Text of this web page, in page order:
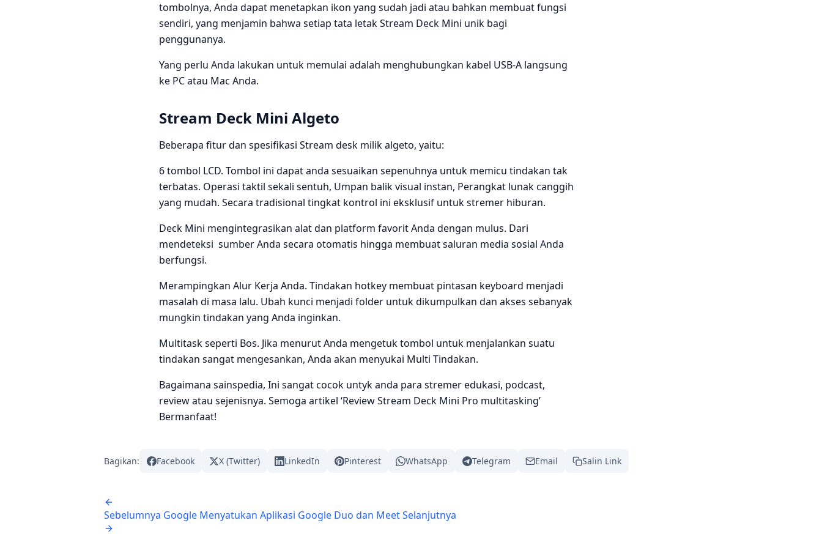
tombolnya, Anda dapat menetapkan ikon yang sudah jadi atau bahkan membuat fungsi
sendiri, yang menjamin bahwa setiap tata letak Stream Deck Mini unik bagi
penggunanya.
Yang perlu Anda lakukan untuk memulai adalah menghubungkan kabel USB-A langsung
ke PC atau Mac Anda.
Stream Deck Mini Algeto
Beberapa fitur dan spesifikasi Stream desk milik algeto, yaitu:
6 tombol LCD. Tombol ini dapat anda sesuaikan sepenuhnya untuk memicu tindakan tak
terbatas. Operasi taktil sekali sentuh, Umpan balik visual instan, Perangkat lunak canggih
yang mudah. Secara tradisional tingkat kontrol ini eksklusif untuk stremer hiburan.
Deck Mini mengintegrasikan alat dan platform favorit Anda dengan mulus. Dari
mendeteksi sumber Anda secara otomatis hingga membuat saluran media sosial Anda
berfungsi.
Merampingkan Alur Kerja Anda. Tindakan hotkey membuat pintasan keyboard menjadi
masalah di masa lalu. Ubah kunci menjadi folder untuk dikumpulkan dan akses sebanyak
mungkin tindakan yang Anda inginkan.
Multitask seperti Bos. Jika menurut Anda mengetuk tombol untuk menjalankan suatu
tindakan sangat mengesankan, Anda akan menyukai Multi Tindakan.
Bagaimana sainspedia, Ini sangat cocok untyk anda para stremer edukasi, podcast,
review atau sejenisnya. Semoga artikel ‘Review Stream Deck Mini Pro multitasking’
Bermanfaat!
Bagikan: Facebook X (Twitter) LinkedIn Pinterest WhatsApp Telegram Email Salin Link
Navigasi artikel
Sebelumnya Google Menyatukan Aplikasi Google Duo dan MeetSelanjutnya